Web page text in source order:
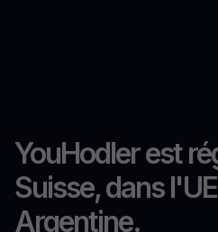
YouHodler est
Suisse, dans
Argentine.